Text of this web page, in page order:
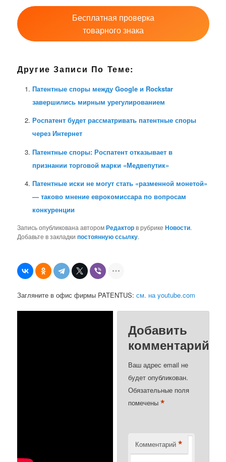
Бесплатная проверка
товарного знака
Другие Записи По Теме:
Патентные споры между Google и Rockstar
завершились мирным урегулированием
Роспатент будет рассматривать патентные споры
через Интернет
Патентные споры: Роспатент отказывает в
признании торговой марки «Медвепутик»
Патентные иски не могут стать «разменной монетой»
— таково мнение еврокомиссара по вопросам
конкуренции
Запись опубликована авторомРедакторв рубрикеНовости.
Добавьте в закладкипостоянную ссылку.
Загляните в офис фирмы PATENTUS:см. на youtube.com
Добавить
комментарий
Ваш адрес email не
будет опубликован.
Обязательные поля
помечены*
Комментарий *